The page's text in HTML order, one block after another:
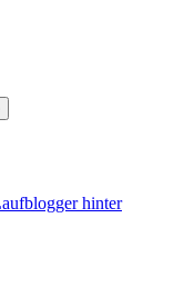
hinter